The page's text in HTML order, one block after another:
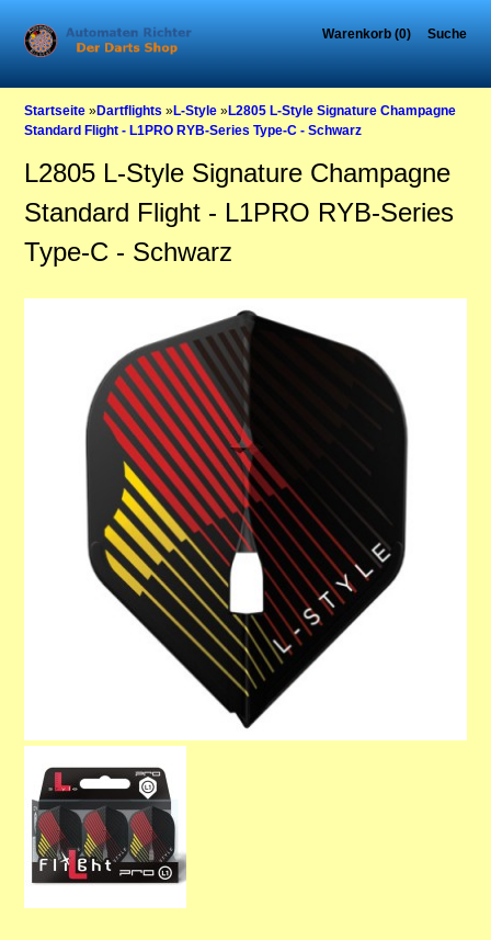
Warenkorb (0) Suche
Startseite »Dartflights »L-Style »L2805 L-Style Signature Champagne
Standard Flight - L1PRO RYB-Series Type-C - Schwarz
L2805 L-Style Signature Champagne
Standard Flight - L1PRO RYB-Series
Type-C - Schwarz